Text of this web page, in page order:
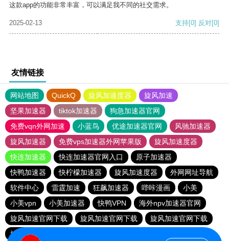
这款app的功能非常丰富，可以满足我不同的社交需求。
2025-02-13 支持[0] 反对[0]
友情链接
网站地图 QuickQ 旋风加速度器
旋风加速
坚果加速器
tiktok加速器
狗急加速器官网
免费vqn外网加速
小蓝鸟 优途加速器官网
风驰加速器
旋风加速器
免费vps加速器外网苹果版
旋风加速度器
快连加速器
快连加速器官网入口
原子加速器
快鸭加速器
快柠檬加速器 旋风加速度器
外网网址导航
软件中心
雷霆加速 狂飙加速器 哔咔漫画
小美
小美vpn
小美加速器 快鸭VPN
海外npv加速器官网
旋风加速官网下载
旋风加速官网下载
旋风加速官网下载
旋风加速官网下载